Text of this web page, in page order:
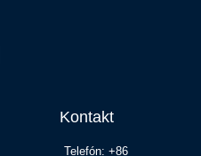
Kontakt
Telefón: +86